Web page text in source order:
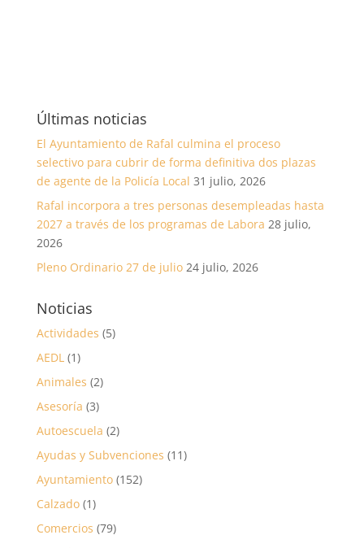
Últimas noticias
El Ayuntamiento de Rafal culmina el proceso
selectivo para cubrir de forma definitiva dos plazas
de agente de la Policía Local 31 julio, 2026
Rafal incorpora a tres personas desempleadas hasta
2027 a través de los programas de Labora 28 julio,
2026
Pleno Ordinario 27 de julio 24 julio, 2026
Noticias
Actividades (5)
AEDL(1)
Animales (2)
Asesoría (3)
Autoescuela (2)
Ayudas y Subvenciones (11)
Ayuntamiento(152)
Calzado(1)
Comercios (79)